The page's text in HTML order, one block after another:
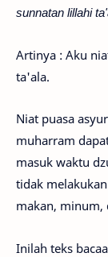
sunnatan lillahi
Artinya : Aku
ta'ala.
Niat puasa
muharram
masuk waktu
tidak
makan, minum,
Inilah teks